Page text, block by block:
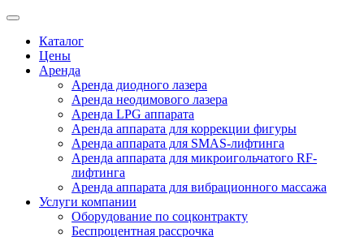
Каталог
Цены
Аренда
Аренда диодного лазера
Аренда неодимового лазера
Аренда LPG аппарата
Аренда аппарата для коррекции фигуры
Аренда аппарата для SMAS-лифтинга
Аренда аппарата для микроигольчатого RF-
лифтинга
Аренда аппарата для вибрационного массажа
Услуги компании
Оборудование по соцконтракту
Беспроцентная рассрочка